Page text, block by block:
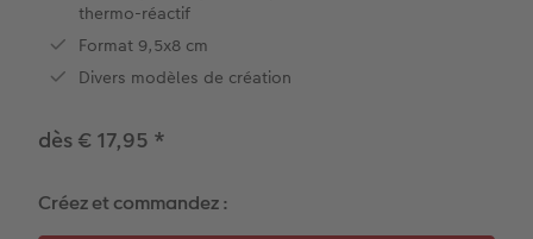
Bébé
Types de papier
Types de couvertures
Possibilités
Marque-page photo
Tirage photo encadré
Poster Photo Premium
Lots de photos
Polyptyque
Accessoires
Modèles créatifs
Accessoires
Coques smartphones
Boîte cadeau photo
Tirages créatifs
Cartes de communion
Tous les thèmes
Effet relief
thermo-réactif
Format 9,5x8 cm
Divers modèles de création
dès € 17,95 *
Créez et commandez :